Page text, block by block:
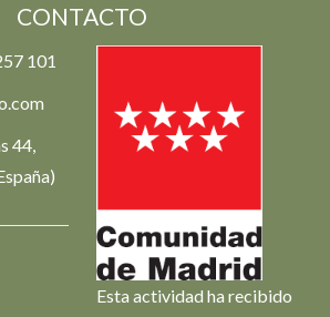
CONTACTO
101
44,
Esta actividad ha recibido